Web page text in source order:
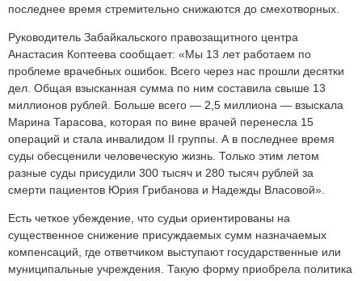
последнее время стремительно снижаются до смехотворных.
Руководитель Забайкальского правозащитного центра
Анастасия Коптеева сообщает: «Мы 13 лет работаем по
проблеме врачебных ошибок. Всего через нас прошли десятки
дел. Общая взысканная сумма по ним составила свыше 13
миллионов рублей. Больше всего — 2,5 миллиона — взыскала
Марина Тарасова, которая по вине врачей перенесла 15
операций и стала инвалидом II группы. А в последнее время
суды обесценили человеческую жизнь. Только этим летом
разные суды присудили 300 тысяч и 280 тысяч рублей за
смерти пациентов Юрия Грибанова и Надежды Власовой».
Есть четкое убеждение, что судьи ориентированы на
существенное снижение присуждаемых сумм назначаемых
компенсаций, где ответчиком выступают государственные или
муниципальные учреждения. Такую форму приобрела политика